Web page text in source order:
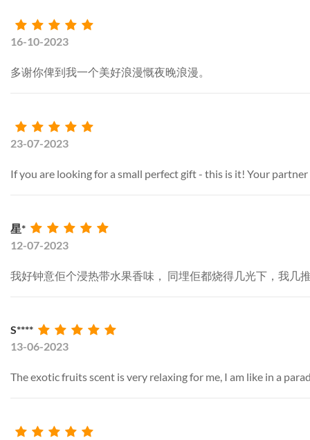
16-10-2023
多谢你俾到我一个美好浪漫慨夜晚浪漫。
23-07-2023
If you are looking for a small perfect gift - this is it! Your
星*
12-07-2023
我好钟意佢个浸热带水果香味， 同埋佢都烧得几光下，我几
S****
13-06-2023
The exotic fruits scent is very relaxing for me, I am like in a